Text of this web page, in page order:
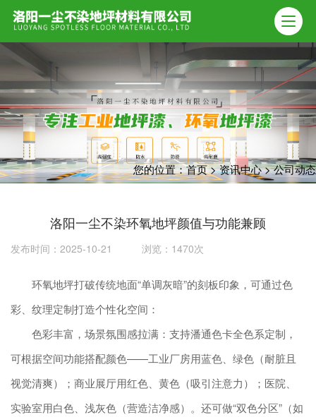
您的位置：首页>资讯中心>公司动态
洛阳一尘不染环氧地坪颜值与功能兼顾
发布时间：2025-10-21 浏览：1470次
环氧地坪打破传统地面“单调灰暗”的刻板印象，可通过色
彩、纹理定制打造个性化空间：
色彩丰富，场景氛围感拉满：支持潘通色卡全色系定制，
可根据空间功能搭配颜色——工业厂房用蓝色、绿色（耐脏且
视觉清爽）；商业展厅用红色、黄色（吸引注意力）；医院、
实验室用白色、浅灰色（营造洁净感）。还可做“双色分区”（如